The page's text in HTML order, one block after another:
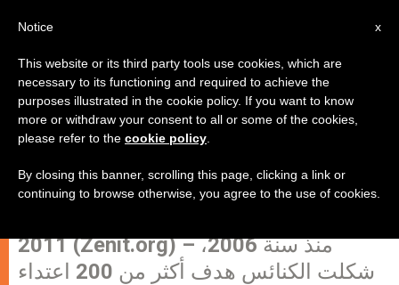
إندونيسيا: 200 كنيسة هوجمت خلال 5
سنوات
2011 (Zenit.org) – منذ سنة 2006،
شكلت الكنائس هدف أكثر من 200 اعتداء
x
Notice
This website or its third party tools use cookies, which are
necessary to its functioning and required to achieve the
purposes illustrated in the cookie policy. If you want to know
more or withdraw your consent to all or some of the cookies,
please refer to the cookie policy
By closing this banner, scrolling this page, clicking a link or
continuing to browse otherwise, you agree to the use of cookies.